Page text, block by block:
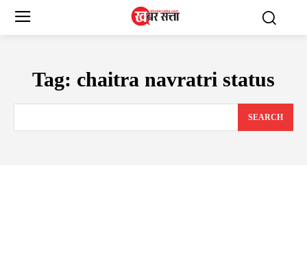
Tag: chaitra navratri status
SEARCH